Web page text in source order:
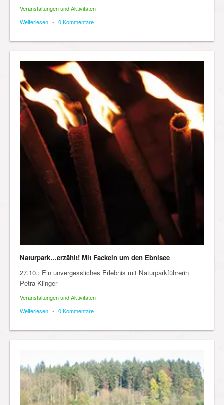
Veranstaltungen und Aktivitäten
Weiterlesen • 0 Kommentare
Naturpark…erzählt! Mit Fackeln um den Ebnisee
27.10.: Ein unvergessliches Erlebnis mit Naturparkführerin
Petra Klinger
Veranstaltungen und Aktivitäten
Weiterlesen • 0 Kommentare